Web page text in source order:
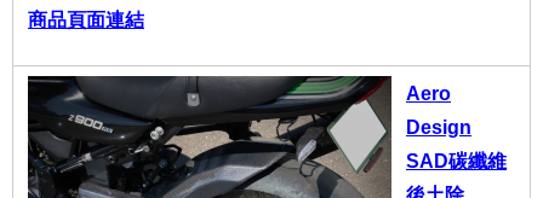
商品頁面連結
Aero
Design
SAD碳纖維
後土除